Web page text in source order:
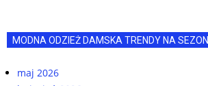
MODNA ODZIEŻ DAMSKA TRENDY NA SEZON
maj 2026